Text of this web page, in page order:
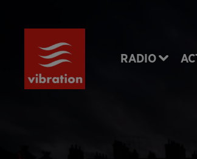
RADIO